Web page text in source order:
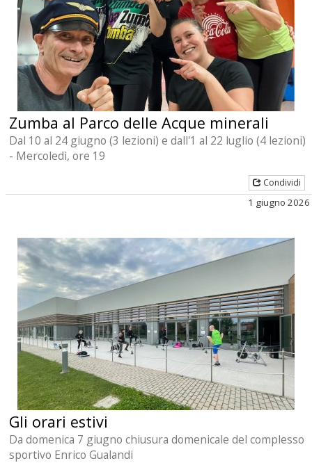
Zumba al Parco delle Acque minerali
Dal 10 al 24 giugno (3 lezioni) e dall'1 al 22 luglio (4 lezioni)
- Mercoledì, ore 19
Condividi
1 giugno 2026
Gli orari estivi
Da domenica 7 giugno chiusura domenicale del complesso
sportivo Enrico Gualandi